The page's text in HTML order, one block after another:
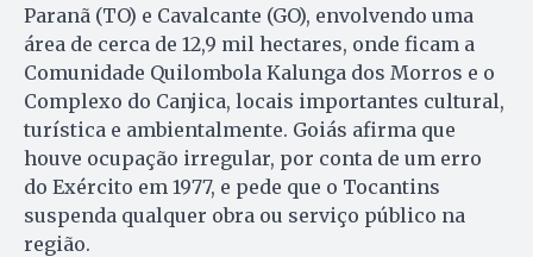
Paranã (TO) e Cavalcante (GO), envolvendo uma
área de cerca de 12,9 mil hectares, onde ficam a
Comunidade Quilombola Kalunga dos Morros e o
Complexo do Canjica, locais importantes cultural,
turística e ambientalmente. Goiás afirma que
houve ocupação irregular, por conta de um erro
do Exército em 1977, e pede que o Tocantins
suspenda qualquer obra ou serviço público na
região.